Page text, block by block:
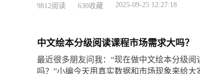
看到效果！
9812阅读 630收藏 2025-09-25 12:27:18
中文绘本分级阅读课程市场需求大吗？
最近很多朋友问我：“现在做中文绘本分级
吗？”小编今天用真实数据和市场现象来给大